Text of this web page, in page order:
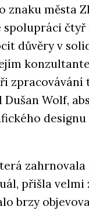
znaku města
spolupráci čtyř
důvěry v
zpracovávání
Wolf,
designu
přišla velmi
brzy